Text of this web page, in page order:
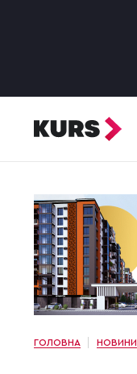
ГОЛОВНА НОВИНИ